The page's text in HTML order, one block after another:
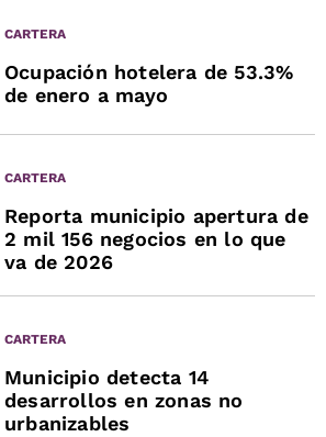
CARTERA
Ocupación hotelera de 53.3%
de enero a mayo
CARTERA
Reporta municipio apertura de
2 mil 156 negocios en lo que
va de 2026
CARTERA
Municipio detecta 14
desarrollos en zonas no
urbanizables